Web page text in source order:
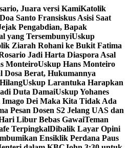
Juara versi KamiKatolik
Santo Fransiskus Asisi Saat
Pengabdian, Bapak
yang TersembunyiUskup
Ziarah Rohani ke Bukit Fatima
Jadi Harta Diaspora Asal
MonteiroUskup Hans Monteiro
Dosa Berat, Hukumannya
Uskup Larantuka Harapkan
Duta DamaiUskup Yohanes
Dei Maka Kita Tidak Ada
Pesan Dosen S2 Jelang UAS dan
Libur Bebas GawaiTeman
TerpingkalDibalik Layar Opini
Ensiklik Perdana Paus